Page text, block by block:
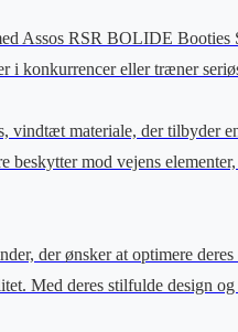
Assos RSR BOLIDE
i konkurrencer eller træner
materiale, der tilbyder
mod vejens
der ønsker at optimere
Med deres stilfulde design